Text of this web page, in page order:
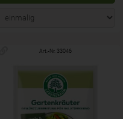
Art.-Nr. 33046